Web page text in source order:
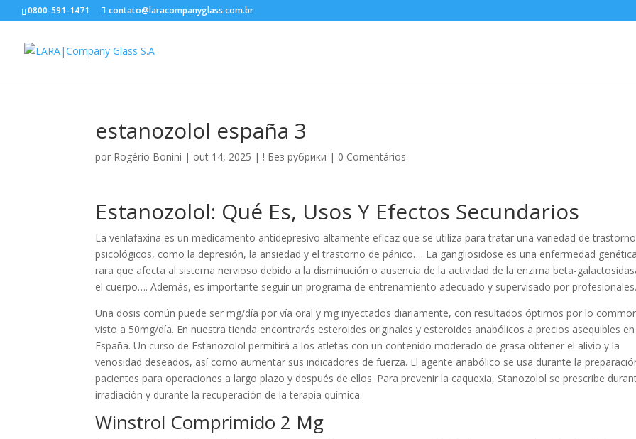
0800-591-1471 contato@laracompanyglass.com.br
estanozolol españa 3
por Rogério Bonini | out 14, 2025 |! Без рубрики | 0 Comentários
Estanozolol: Qué Es, Usos Y Efectos Secundarios
La venlafaxina es un medicamento antidepresivo altamente eficaz que se utiliza para tratar una variedad de
psicológicos, como la depresión, la ansiedad y el trastorno de pánico…. La gangliosidose es una enfermedad genética
rara que afecta al sistema nervioso debido a la disminución o ausencia de la actividad de la enzima beta-
el cuerpo…. Además, es importante seguir un programa de entrenamiento adecuado y supervisado por profesionales.
Una dosis común puede ser mg/día por vía oral y mg inyectados diariamente, con resultados óptimos por lo
visto a 50mg/día. En nuestra tienda encontrarás esteroides originales y esteroides anabólicos a precios asequibles en
España. Un curso de Estanozolol permitirá a los atletas con un contenido moderado de grasa obtener el alivio y la
venosidad deseados, así como aumentar sus indicadores de fuerza. El agente anabólico se usa durante la
pacientes para operaciones a largo plazo y después de ellos. Para prevenir la caquexia, Stanozolol se prescribe
irradiación y durante la recuperación de la terapia química.
Winstrol Comprimido 2 Mg